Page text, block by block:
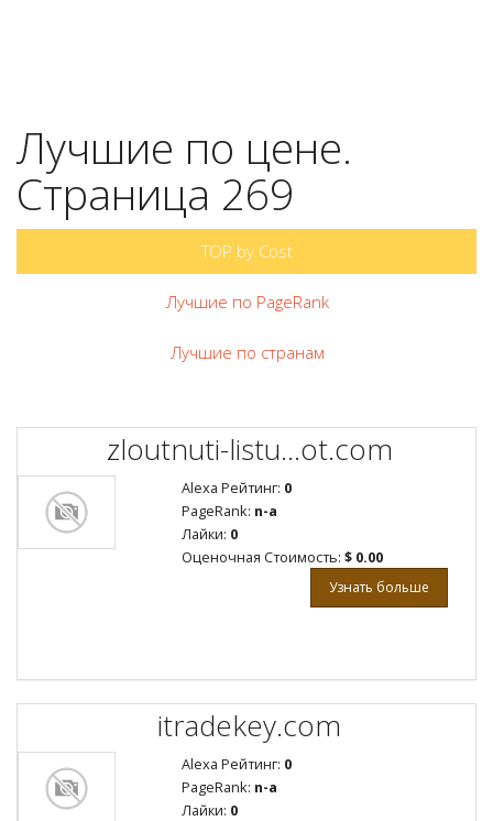
Лучшие по цене.
Страница 269
TOP by Cost
Лучшие по PageRank
Лучшие по странам
zloutnuti-listu...ot.com
Alexa Рейтинг: 0
PageRank: n-a
Лайки: 0
Оценочная Стоимость: $ 0.00
Узнать больше
itradekey.com
Alexa Рейтинг: 0
PageRank: n-a
Лайки: 0